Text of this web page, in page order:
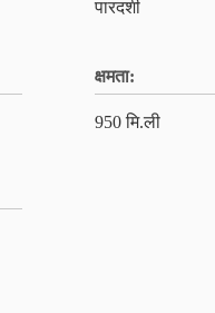
पारदर्शी
क्षमता:
950 मि.ली